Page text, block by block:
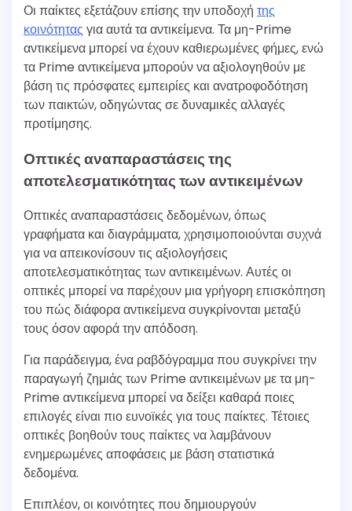
Οι παίκτες εξετάζουν επίσης την υποδοχή της
κοινότητας για αυτά τα αντικείμενα. Τα μη-Prime
αντικείμενα μπορεί να έχουν καθιερωμένες φήμες, ενώ
τα Prime αντικείμενα μπορούν να αξιολογηθούν με
βάση τις πρόσφατες εμπειρίες και ανατροφοδότηση
των παικτών, οδηγώντας σε δυναμικές αλλαγές
προτίμησης.
Οπτικές αναπαραστάσεις της
αποτελεσματικότητας των αντικειμένων
Οπτικές αναπαραστάσεις δεδομένων, όπως
γραφήματα και διαγράμματα, χρησιμοποιούνται συχνά
για να απεικονίσουν τις αξιολογήσεις
αποτελεσματικότητας των αντικειμένων. Αυτές οι
οπτικές μπορεί να παρέχουν μια γρήγορη επισκόπηση
του πώς διάφορα αντικείμενα συγκρίνονται μεταξύ
τους όσον αφορά την απόδοση.
Για παράδειγμα, ένα ραβδόγραμμα που συγκρίνει την
παραγωγή ζημιάς των Prime αντικειμένων με τα μη-
Prime αντικείμενα μπορεί να δείξει καθαρά ποιες
επιλογές είναι πιο ευνοϊκές για τους παίκτες. Τέτοιες
οπτικές βοηθούν τους παίκτες να λαμβάνουν
ενημερωμένες αποφάσεις με βάση στατιστικά
δεδομένα.
Επιπλέον, οι κοινότητες που δημιουργούν